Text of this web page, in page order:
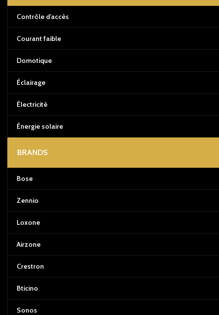
Contrôle d’accès
Courant faible
Domotique
Éclairage
Électricité
Énergie solaire
BRANDS
Bose
Zennio
Loxone
Airzone
Crestron
Bticino
Sonos